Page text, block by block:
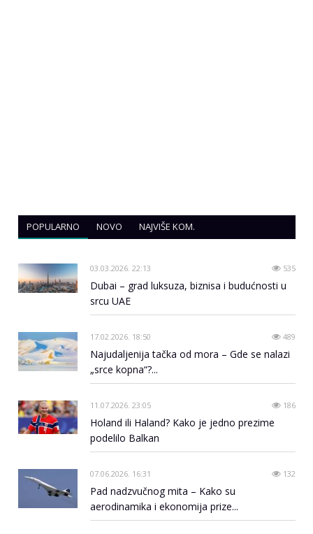
POPULARNO NOVO NAJVIŠE KOM.
03.03.2026. 22:13 535
Dubai – grad luksuza, biznisa i budućnosti u
srcu UAE
17.02.2026. 18:50 489
Najudaljenija tačka od mora – Gde se nalazi
„srce kopna“?...
11.07.2026. 23:05 186
Holand ili Haland? Kako je jedno prezime
podelilo Balkan
07.06.2026. 16:31 132
Pad nadzvučnog mita – Kako su
aerodinamika i ekonomija prize...